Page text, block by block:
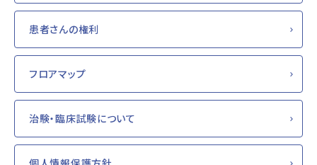
患者さんの権利
フロアマップ
治験・臨床試験について